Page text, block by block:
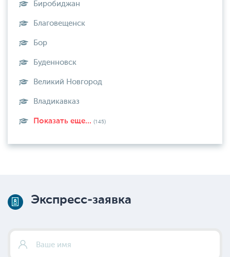
Биробиджан
Благовещенск
Бор
Буденновск
Великий Новгород
Владикавказ
Показать еще... (145)
Экспресс-заявка